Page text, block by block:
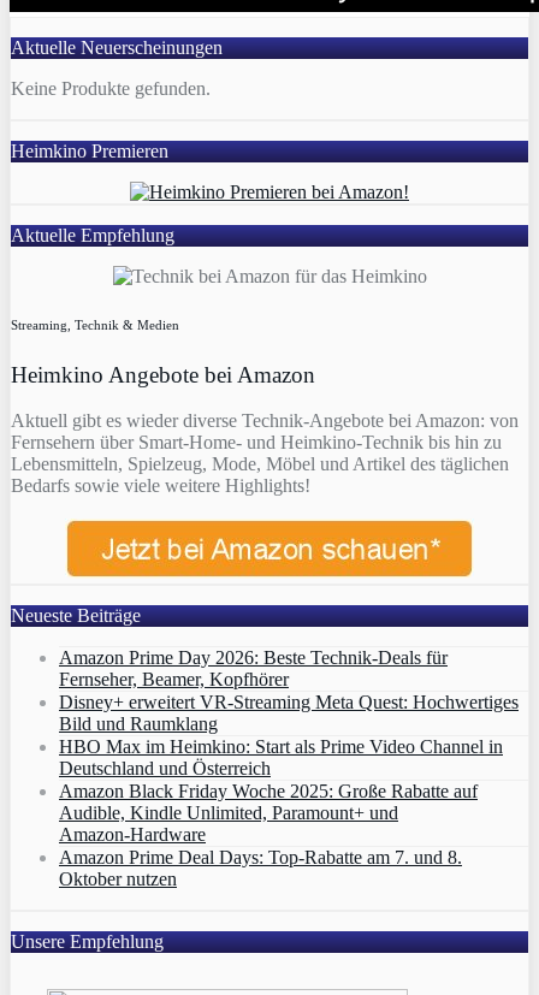
Aktuelle Neuerscheinungen
Keine Produkte gefunden.
Heimkino Premieren
Aktuelle Empfehlung
Streaming, Technik & Medien
Heimkino Angebote bei Amazon
Aktuell gibt es wieder diverse Technik-Angebote bei Amazon: von
Fernsehern über Smart-Home- und Heimkino-Technik bis hin zu
Lebensmitteln, Spielzeug, Mode, Möbel und Artikel des täglichen
Bedarfs sowie viele weitere Highlights!
Neueste Beiträge
Amazon Prime Day 2026: Beste Technik-Deals für
Fernseher, Beamer, Kopfhörer
Disney+ erweitert VR‑Streaming Meta Quest: Hochwertiges
Bild und Raumklang
HBO Max im Heimkino: Start als Prime Video Channel in
Deutschland und Österreich
Amazon Black Friday Woche 2025: Große Rabatte auf
Audible, Kindle Unlimited, Paramount+ und
Amazon‑Hardware
Amazon Prime Deal Days: Top-Rabatte am 7. und 8.
Oktober nutzen
Unsere Empfehlung